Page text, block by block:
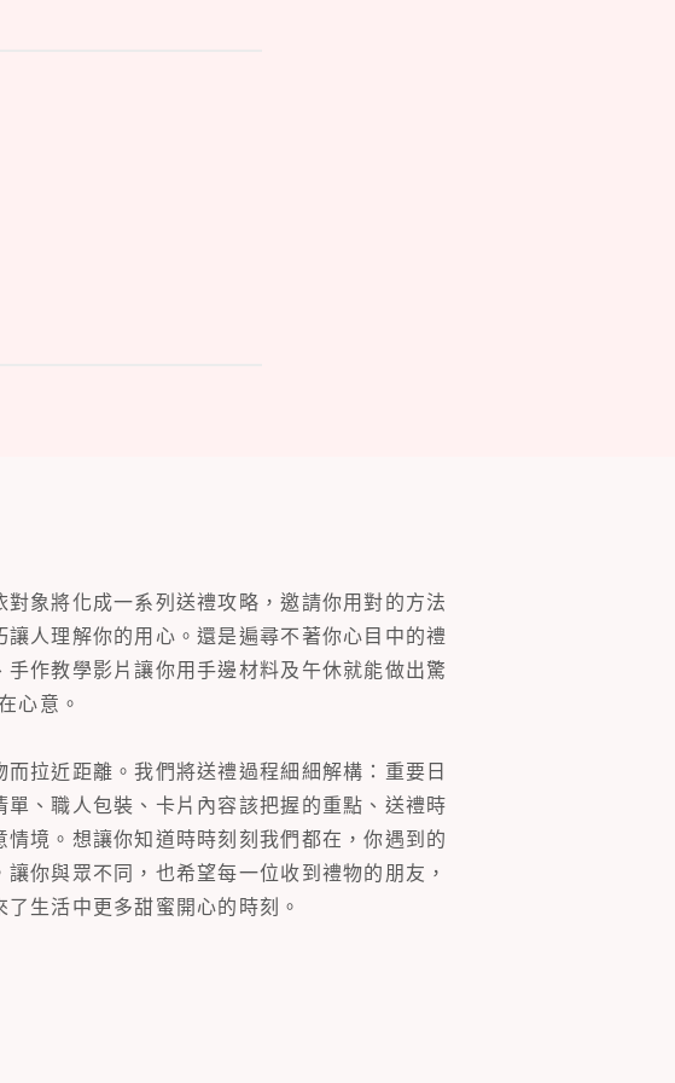
象將化成一系列送禮攻略，邀請你用對的方法
人理解你的用心。還是遍尋不著你心目中的禮
作教學影片讓你用手邊材料及午休就能做出驚
心意。
拉近距離。我們將送禮過程細細解構：重要日
、職人包裝、卡片內容該把握的重點、送禮時
境。想讓你知道時時刻刻我們都在，你遇到的
你與眾不同，也希望每一位收到禮物的朋友，
生活中更多甜蜜開心的時刻。